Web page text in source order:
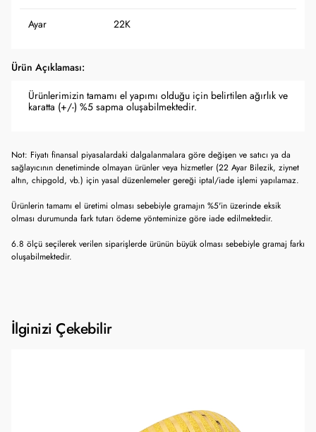
Ayar 22K
Ürün Açıklaması:
Ürünlerimizin tamamı el yapımı olduğu için belirtilen ağırlık ve
karatta (+/-) %5 sapma oluşabilmektedir.
Not: Fiyatı finansal piyasalardaki dalgalanmalara göre değişen ve satıcı ya da
sağlayıcının denetiminde olmayan ürünler veya hizmetler (22 Ayar Bilezik, ziynet
altın, chipgold, vb.) için yasal düzenlemeler gereği iptal/iade işlemi yapılamaz.
Ürünlerin tamamı el üretimi olması sebebiyle gramajın %5'in üzerinde eksik
olması durumunda fark tutarı ödeme yönteminize göre iade edilmektedir.
6.8 ölçü seçilerek verilen siparişlerde ürünün büyük olması sebebiyle gramaj farkı
oluşabilmektedir.
İlginizi Çekebilir